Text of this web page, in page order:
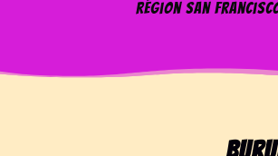
Région San